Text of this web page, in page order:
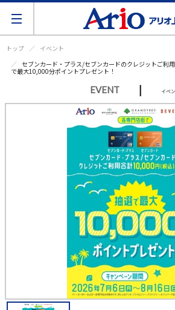
トップ
イベント
セブンカード・プラス/セブンカードのクレジットご利
で最大10,000分ポイントプレゼント！
EVENT | イベ